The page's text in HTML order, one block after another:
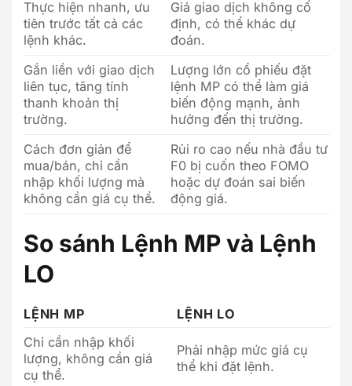
Thực hiện nhanh, ưu
tiên trước tất cả các
lệnh khác.
Giá giao dịch không cố
định, có thể khác dự
đoán.
Gắn liền với giao dịch
liên tục, tăng tính
thanh khoản thị
trường.
Lượng lớn cổ phiếu đặt
lệnh MP có thể làm giá
biến động mạnh, ảnh
hưởng đến thị trường.
Cách đơn giản để
mua/bán, chỉ cần
nhập khối lượng mà
không cần giá cụ thể.
Rủi ro cao nếu nhà đầu tư
F0 bị cuốn theo FOMO
hoặc dự đoán sai biến
động giá.
So sánh Lệnh MP và Lệnh
LO
LỆNH MP
LỆNH LO
Chỉ cần nhập khối
lượng, không cần giá
cụ thể.
Phải nhập mức giá cụ
thể khi đặt lệnh.